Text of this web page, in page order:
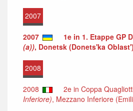
2007
2007 1e in 1. Etappe GP
(a)), Donetsk (Donets'ka
2008
2008 2e in Coppa
Inferiore), Mezzano Inferiore